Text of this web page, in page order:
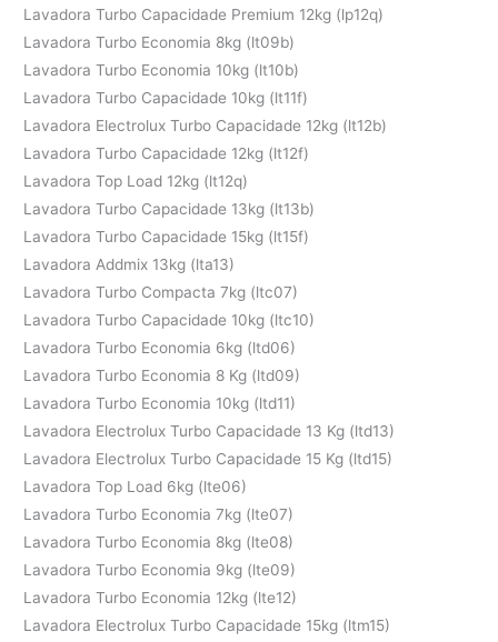
Lavadora Turbo Capacidade Premium 12kg (lp12q)
Lavadora Turbo Economia 8kg (lt09b)
Lavadora Turbo Economia 10kg (lt10b)
Lavadora Turbo Capacidade 10kg (lt11f)
Lavadora Electrolux Turbo Capacidade 12kg (lt12b)
Lavadora Turbo Capacidade 12kg (lt12f)
Lavadora Top Load 12kg (lt12q)
Lavadora Turbo Capacidade 13kg (lt13b)
Lavadora Turbo Capacidade 15kg (lt15f)
Lavadora Addmix 13kg (lta13)
Lavadora Turbo Compacta 7kg (ltc07)
Lavadora Turbo Capacidade 10kg (ltc10)
Lavadora Turbo Economia 6kg (ltd06)
Lavadora Turbo Economia 8 Kg (ltd09)
Lavadora Turbo Economia 10kg (ltd11)
Lavadora Electrolux Turbo Capacidade 13 Kg (ltd13)
Lavadora Electrolux Turbo Capacidade 15 Kg (ltd15)
Lavadora Top Load 6kg (lte06)
Lavadora Turbo Economia 7kg (lte07)
Lavadora Turbo Economia 8kg (lte08)
Lavadora Turbo Economia 9kg (lte09)
Lavadora Turbo Economia 12kg (lte12)
Lavadora Electrolux Turbo Capacidade 15kg (ltm15)